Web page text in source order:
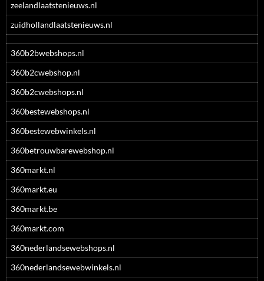
zeelandlaatstenieuws.nl
zuidhollandlaatstenieuws.nl
360b2bwebshops.nl
360b2cwebshop.nl
360b2cwebshops.nl
360bestewebshops.nl
360bestewebwinkels.nl
360betrouwbarewebshop.nl
360markt.nl
360markt.eu
360markt.be
360markt.com
360nederlandsewebshops.nl
360nederlandsewebwinkels.nl